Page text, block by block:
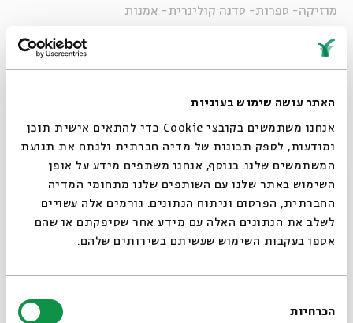
האתר עושה שימוש בעוגיות
אנחנו משתמשים בקובצי Cookie כדי להתאים אישית תוכן
ומודעות, לספק תכונות של מדיה חברתית ולנתח את תנועת
המשתמשים שלנו. בנוסף, אנחנו משתפים מידע על אופן
השימוש באתר שלנו עם השותפים שלנו מתחומי המדיה
החברתית, הפרסום וניתוח הנתונים. גורמים אלה עשויים
לשלב את הנתונים האלה עם מידע אחר שסיפקתם או שהם
אספו בעקבות השימוש שעשיתם בשירותים שלהם.
הסכמה
הכרחיות
מוזיקה- ספרות- סדנה קולינרית- אמנות
במהלך ימי הפסטיבל בין השעות 23:00-19:00:
-אביה דוד שוהם- מכירה של תכשיטים והדגמה של עבודות
- דרך האומנות- תצוגה ומכירה של אמנות
- סיפור חוזר- מכירת ספרים
מוזיקה חיה החל מהשעה 19:00 :
וחדש, מזרח ומערב, שירה מסורתית לצד הג'אז והרוק
סגור